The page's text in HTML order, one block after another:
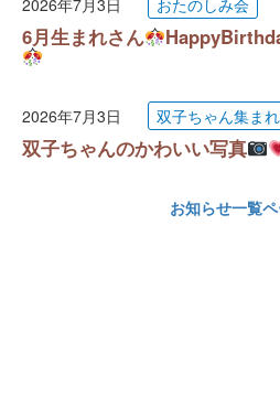
2026年7月3日 おたのしみ会
6月生まれさん
2026年7月3日 双子ちゃん集まれ
双子ちゃんのかわいい写真
お知らせ一覧